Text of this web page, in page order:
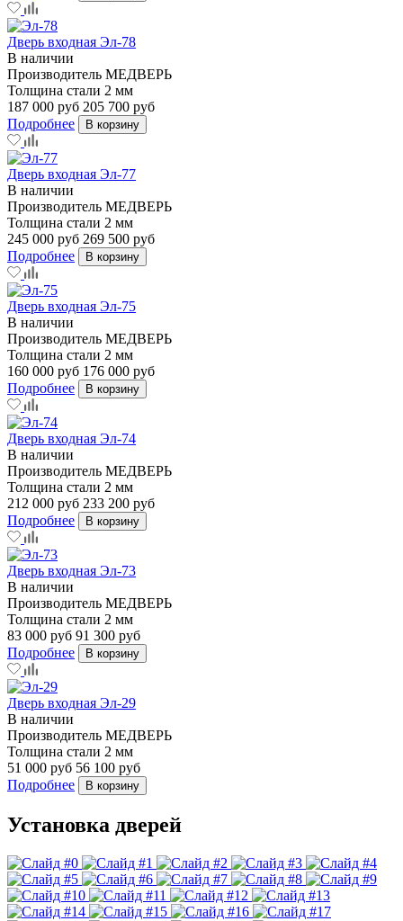
Дверь входная Эл-78
В наличии
Производитель МЕДВЕРЬ
Толщина стали 2 мм
187 000 руб 205 700 руб
Подробнее
В корзину
Дверь входная Эл-77
В наличии
Производитель МЕДВЕРЬ
Толщина стали 2 мм
245 000 руб 269 500 руб
Подробнее
В корзину
Дверь входная Эл-75
В наличии
Производитель МЕДВЕРЬ
Толщина стали 2 мм
160 000 руб 176 000 руб
Подробнее
В корзину
Дверь входная Эл-74
В наличии
Производитель МЕДВЕРЬ
Толщина стали 2 мм
212 000 руб 233 200 руб
Подробнее
В корзину
Дверь входная Эл-73
В наличии
Производитель МЕДВЕРЬ
Толщина стали 2 мм
83 000 руб 91 300 руб
Подробнее
В корзину
Дверь входная Эл-29
В наличии
Производитель МЕДВЕРЬ
Толщина стали 2 мм
51 000 руб 56 100 руб
Подробнее
В корзину
Установка дверей